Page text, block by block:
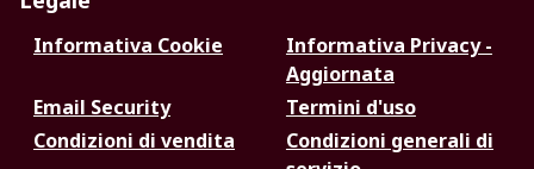
Informativa Cookie
Informativa Privacy -
Aggiornata
Email Security
Termini d'uso
Condizioni di vendita
Condizioni generali di